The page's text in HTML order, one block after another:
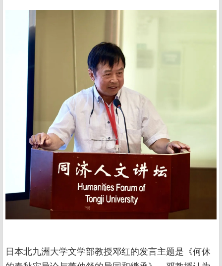
日本北九洲大学文学部教授邓红的发言主题是《何休